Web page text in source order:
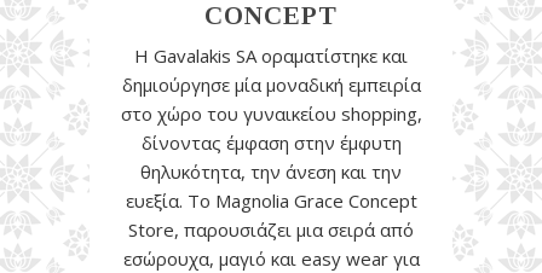
CONCEPT
Η Gavalakis SA οραματίστηκε και
δημιούργησε μία μοναδική εμπειρία
στο χώρο του γυναικείου shopping,
δίνοντας έμφαση στην έμφυτη
θηλυκότητα, την άνεση και την
ευεξία. Το Magnolia Grace Concept
Store, παρουσιάζει μια σειρά από
εσώρουχα, μαγιό και easy wear για